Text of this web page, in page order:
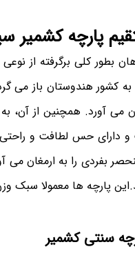
پارچه کشمیر
بطور کلی برگرفته از
به کشور هندوستان باز می
می آورد. همچنین از آن،
دارای حس لطافت و راحتی
بفردی را به ارمغان
پارچه ها معمولا سبک
سنتی کشمیر